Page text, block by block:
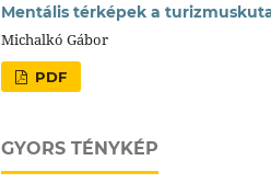
Mentális térképek a
Michalkó Gábor
PDF
GYORS TÉNYKÉP